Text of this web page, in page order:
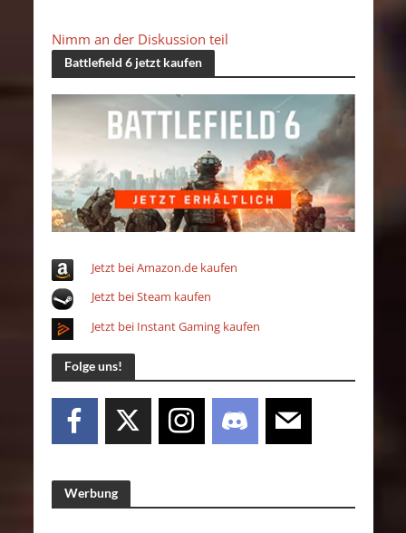
Nimm an der Diskussion teil
Battlefield 6 jetzt kaufen
Jetzt bei Amazon.de kaufen
Jetzt bei Steam kaufen
Jetzt bei Instant Gaming kaufen
Folge uns!
Werbung